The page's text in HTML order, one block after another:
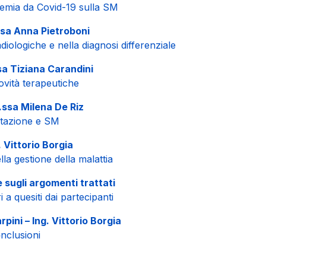
da Covid-19 sulla SM
Anna Pietroboni
e nella diagnosi differenziale
Tiziana Carandini
terapeutiche
Milena De Riz
e SM
Vittorio Borgia
gestione della malattia
sugli argomenti trattati
a quesiti dai partecipanti
– Ing. Vittorio Borgia